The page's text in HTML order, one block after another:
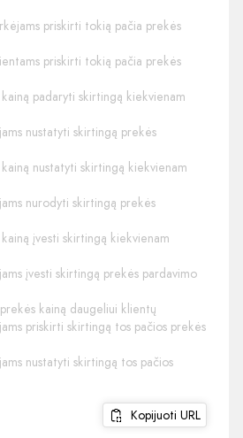
priskirti tokią pačia prekės
priskirti tokią pačia prekės
padaryti skirtingą kiekvienam
nustatyti skirtingą prekės
nustatyti skirtingą kiekvienam
nurodyti skirtingą prekės
įvesti skirtingą kiekvienam
įvesti skirtingą prekės pardavimo
kainą daugeliui klientų
priskirti skirtingą tos pačios prekės
nustatyti skirtingą tos pačios
Kopijuoti URL